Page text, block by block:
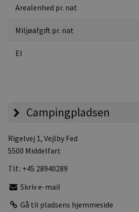
Arealenhed pr. nat
Miljøafgift pr. nat
El
Campingpladsen
Rigelvej 1, Vejlby Fed
5500 Middelfart
Tlf.: +45 28940289
Skriv e-mail
Gå til pladsens hjemmeside